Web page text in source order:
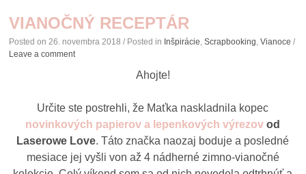
VIANOČNÝ RECEPTÁR
Posted on26. novembra 2018 / Posted in Inšpirácie,Scrapbooking,Vianoce /
Leave a comment
Ahojte!
Určite ste postrehli, že Maťka naskladnila kopec
novinkových papierov a lepenkových výrezov od
Laserowe Love. Táto značka naozaj boduje a posledné
mesiace jej vyšli von až 4 nádherné zimno-vianočné